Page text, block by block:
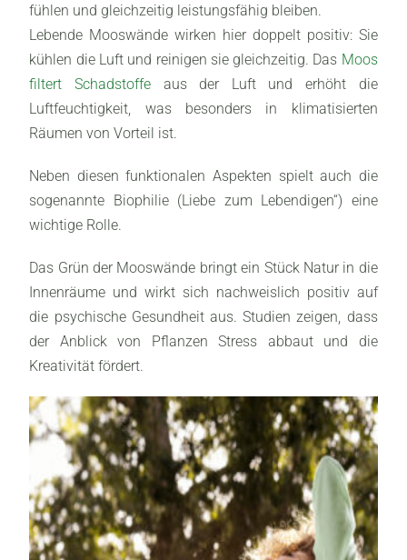
fühlen und gleichzeitig leistungsfähig bleiben.
Lebende Mooswände wirken hier doppelt positiv: Sie
kühlen die Luft und reinigen sie gleichzeitig. Das Moos
filtert Schadstoffe aus der Luft und erhöht die
Luftfeuchtigkeit, was besonders in klimatisierten
Räumen von Vorteil ist.
Neben diesen funktionalen Aspekten spielt auch die
sogenannte Biophilie (Liebe zum Lebendigen“) eine
wichtige Rolle.
Das Grün der Mooswände bringt ein Stück Natur in die
Innenräume und wirkt sich nachweislich positiv auf
die psychische Gesundheit aus. Studien zeigen, dass
der Anblick von Pflanzen Stress abbaut und die
Kreativität fördert.